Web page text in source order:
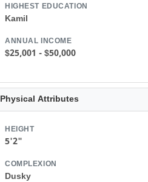
HIGHEST EDUCATION
Kamil
ANNUAL INCOME
$25,001 - $50,000
Physical Attributes
HEIGHT
5'2"
COMPLEXION
Dusky